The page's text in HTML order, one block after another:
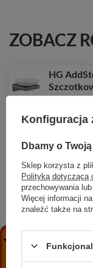
ZOBACZ
HG
HG
HG
1 156,32 zł
HG
32,72 zł /
HG
Konfiguracja
Dbamy o
Sklep korzysta z
Polityką dotyczącą
przechowywania
Więcej informacji
znaleźć także na